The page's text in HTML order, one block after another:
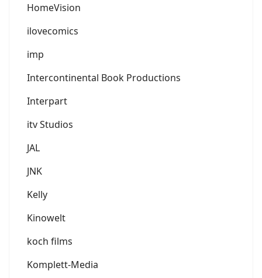
HomeVision
ilovecomics
imp
Intercontinental Book Productions
Interpart
itv Studios
JAL
JNK
Kelly
Kinowelt
koch films
Komplett-Media